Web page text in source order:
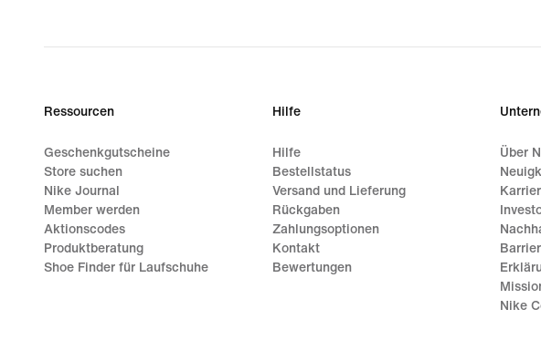
Ressourcen
Geschenkgutscheine
Store suchen
Nike Journal
Member werden
Aktionscodes
Produktberatung
Shoe Finder für Laufschuhe
Hilfe
Hilfe
Bestellstatus
Versand und Lieferung
Rückgaben
Zahlungsoptionen
Kontakt
Bewertungen
Über
Nike